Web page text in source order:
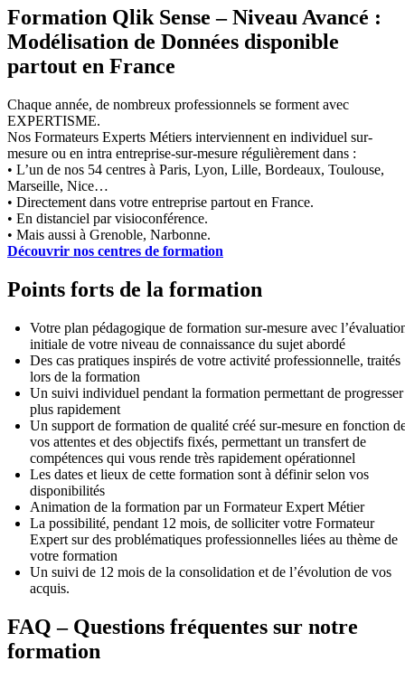
Formation Qlik Sense – Niveau Avancé :
Modélisation de Données disponible
partout en France
Chaque année, de nombreux professionnels se forment avec
EXPERTISME.
Nos Formateurs Experts Métiers interviennent en individuel sur-
mesure ou en intra entreprise-sur-mesure régulièrement dans :
• L’un de nos 54 centres à Paris, Lyon, Lille, Bordeaux, Toulouse,
Marseille, Nice…
• Directement dans votre entreprise partout en France.
• En distanciel par visioconférence.
• Mais aussi à Grenoble, Narbonne.
Découvrir nos centres de formation
Points forts de la formation
Votre plan pédagogique de formation sur-mesure avec
initiale de votre niveau de connaissance du sujet abordé
Des cas pratiques inspirés de votre activité professionnelle, traités
lors de la formation
Un suivi individuel pendant la formation permettant de progresser
plus rapidement
Un support de formation de qualité créé sur-mesure en fonction
vos attentes et des objectifs fixés, permettant un transfert de
compétences qui vous rende très rapidement opérationnel
Les dates et lieux de cette formation sont à définir selon vos
disponibilités
Animation de la formation par un Formateur Expert Métier
La possibilité, pendant 12 mois, de solliciter votre Formateur
Expert sur des problématiques professionnelles liées au thème de
votre formation
Un suivi de 12 mois de la consolidation et de l’évolution de vos
acquis.
FAQ – Questions fréquentes sur notre
formation